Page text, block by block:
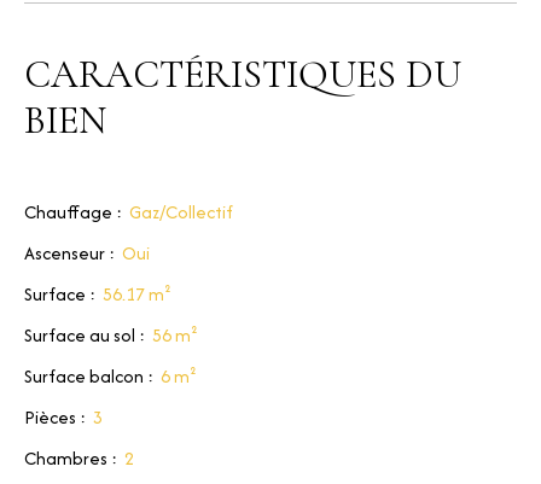
CARACTÉRISTIQUES DU
BIEN
Chauffage : Gaz/Collectif
Ascenseur: Oui
Surface : 56.17m²
Surface au sol : 56m²
Surface balcon : 6m²
Pièces : 3
Chambres : 2